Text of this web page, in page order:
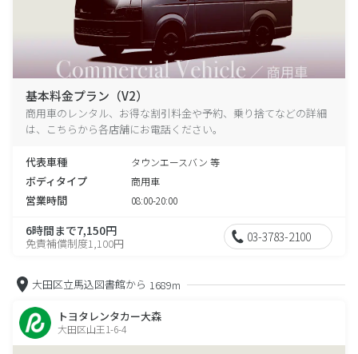
基本料金プラン（V2）
商用車のレンタル、お得な割引料金や予約、乗り捨てなどの詳細
は、こちらから各店舗にお電話ください。
代表車種 タウンエースバン 等
ボディタイプ 商用車
営業時間 08:00-20:00
6時間まで7,150円
免責補償制度1,100円 03-3783-2100
大田区立馬込図書館から 1689m
トヨタレンタカー大森
大田区山王1-6-4